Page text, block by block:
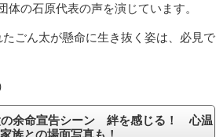
体の石原代表の声を演じています。
ごん太が懸命に生き抜く姿は、必見で
余命宣告シーン 絆を感じる！ 心温
族との場面写真も！